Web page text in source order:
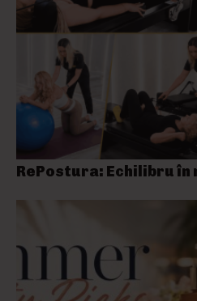
RePostura: Echilibru în